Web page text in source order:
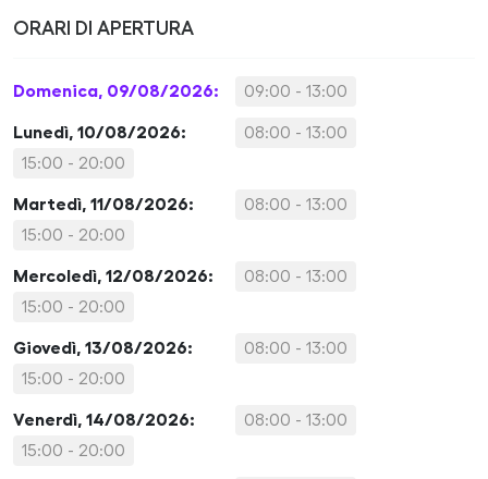
ORARI DI APERTURA
Domenica, 09/08/2026: 09:00 - 13:00
Lunedì, 10/08/2026:
08:00 - 13:00
15:00 - 20:00
Martedì, 11/08/2026:
08:00 - 13:00
15:00 - 20:00
Mercoledì, 12/08/2026:
08:00 - 13:00
15:00 - 20:00
Giovedì, 13/08/2026:
08:00 - 13:00
15:00 - 20:00
Venerdì, 14/08/2026:
08:00 - 13:00
15:00 - 20:00